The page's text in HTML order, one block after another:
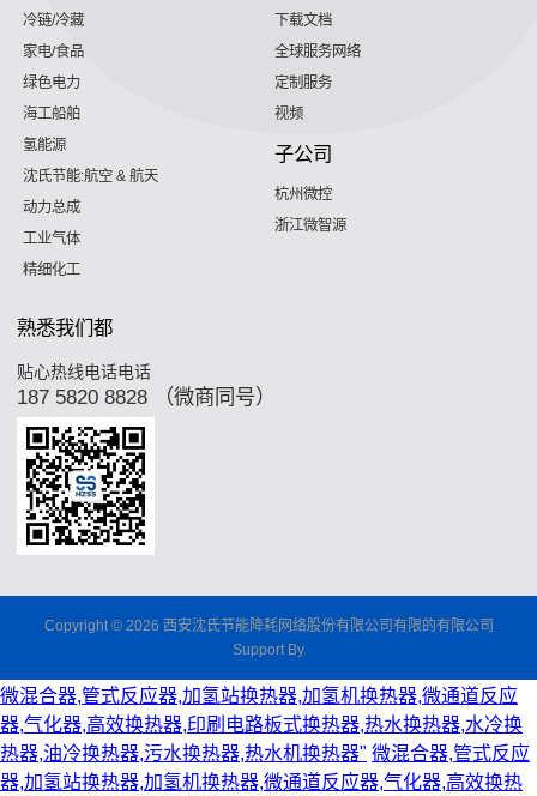
冷链/冷藏
家电/食品
绿色电力
海工船舶
氢能源
沈氏节能:航空 & 航天
动力总成
工业气体
精细化工
下载文档
全球服务网络
定制服务
视频
子公司
杭州微控
浙江微智源
熟悉我们都
贴心热线电话电话
187 5820 8828 （微商同号）
Copyright © 2026 西安沈氏节能降耗网络股份有限公司有限的有限公司
Support By
微混合器,管式反应器,加氢站换热器,加氢机换热器,微通道反应
器,气化器,高效换热器,印刷电路板式换热器,热水换热器,水冷换
热器,油冷换热器,污水换热器,热水机换热器" 微混合器,管式反应
器,加氢站换热器,加氢机换热器,微通道反应器,气化器,高效换热